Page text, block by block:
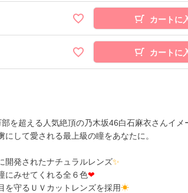
カートに
カートに
を超える人気絶頂の乃木坂46白石麻衣さんイメ
して愛される最上級の瞳をあなたに。
開発されたナチュラルレンズ✨
にみせてくれる全６色❤
を守るＵＶカットレンズを採用☀